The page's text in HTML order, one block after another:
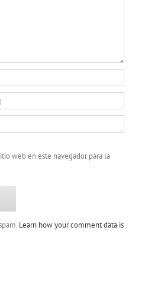
web en este navegador para la
Learn how your comment data is